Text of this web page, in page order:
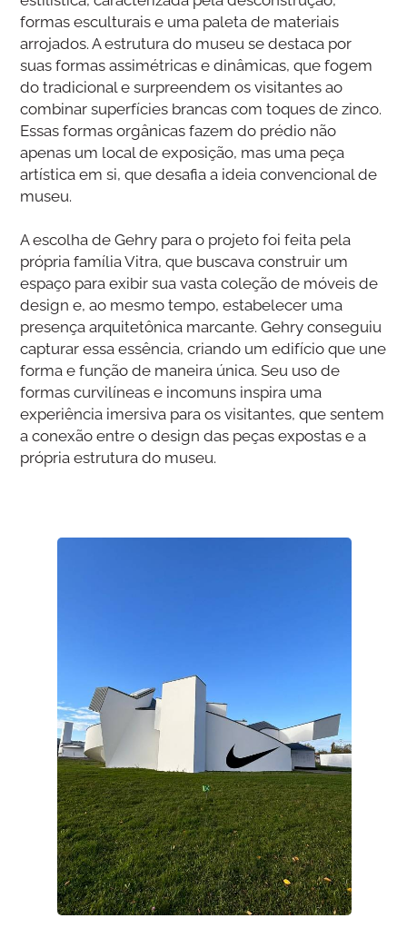
formas esculturais e uma paleta de materiais
arrojados. A estrutura do museu se destaca por
suas formas assimétricas e dinâmicas, que fogem
do tradicional e surpreendem os visitantes ao
combinar superfícies brancas com toques de zinco.
Essas formas orgânicas fazem do prédio não
apenas um local de exposição, mas uma peça
artística em si, que desafia a ideia convencional de
museu.
A escolha de Gehry para o projeto foi feita pela
própria família Vitra, que buscava construir um
espaço para exibir sua vasta coleção de móveis de
design e, ao mesmo tempo, estabelecer uma
presença arquitetônica marcante. Gehry conseguiu
capturar essa essência, criando um edifício que une
forma e função de maneira única. Seu uso de
formas curvilíneas e incomuns inspira uma
experiência imersiva para os visitantes, que sentem
a conexão entre o design das peças expostas e a
própria estrutura do museu.